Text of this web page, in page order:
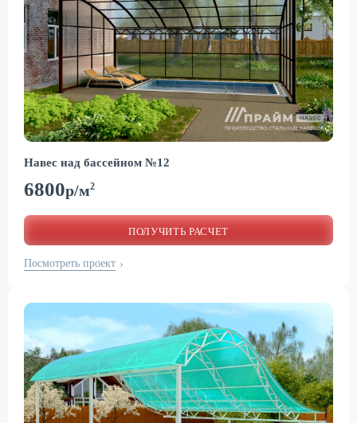
Навес над бассейном №12
6800р/м2
ПОЛУЧИТЬ РАСЧЕТ
Посмотреть проект ›